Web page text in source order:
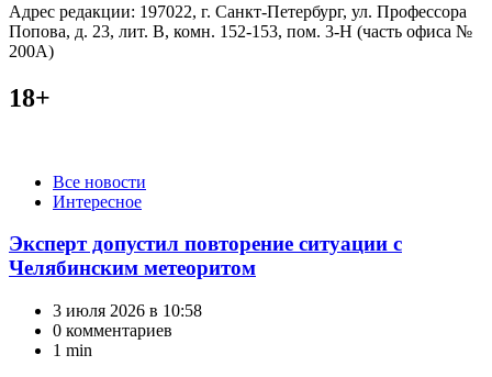
Адрес редакции: 197022, г. Санкт-Петербург, ул. Профессора
Попова, д. 23, лит. В, комн. 152-153, пом. 3-Н (часть офиса №
200А)
18+
КатегорииВсе новости
Интересное
Эксперт допустил повторение ситуации с
Челябинским метеоритом
3 июля 2026 в 10:58
0 комментариев
1 min